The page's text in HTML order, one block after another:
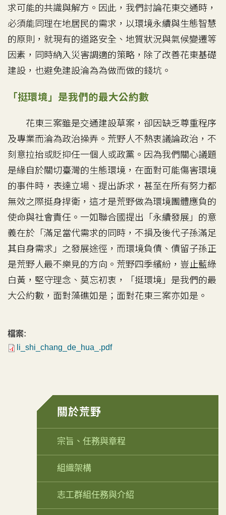
求可能的共識與解方。因此，我們討論花東交通時，
必須能同理在地居民的需求，以環境永續與生態智慧
的原則，就現有的道路安全、地質狀況與氣候變遷等
因素，同時納入災害調適的策略，除了改善花東基礎
建設，也避免建設淪為為做而做的錢坑。
「挺環境」是我們的最大公約數
花東三案雖是交通建設草案，卻因缺乏尊重程序
及專業而淪為政治操弄。荒野人不熱衷議論政治，不
刻意拉抬或貶抑任一個人或政黨。因為我們關心議題
是緣自於關切臺灣的生態環境，在面對可能傷害環境
的事件時，表達立場、提出訴求，甚至在所有努力都
無效之際挺身捍衛，這才是荒野做為環境團體應負的
使命與社會責任。一如聯合國提出「永續發展」的意
義在於「滿足當代需求的同時，不損及後代子孫滿足
其自身需求」之發展途徑，而環境負債、債留子孫正
是荒野人最不樂見的方向。荒野四季繽紛，豈止藍綠
白黃，堅守理念、莫忘初衷，「挺環境」是我們的最
大公約數，面對藻礁如是；面對花東三案亦如是。
檔案:
li_shi_chang_de_hua_.pdf
關於荒野
宗旨、任務與章程
組織架構
志工群組任務與介紹